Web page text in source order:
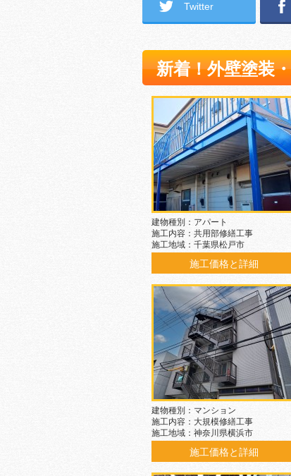
Twitter
新着！外壁塗装
建物種別：アパート
施工内容：共用部修繕工事
施工地域：千葉県松戸市
施工価格と詳細
建物種別：マンション
施工内容：大規模修繕工事
施工地域：神奈川県横浜市
施工価格と詳細